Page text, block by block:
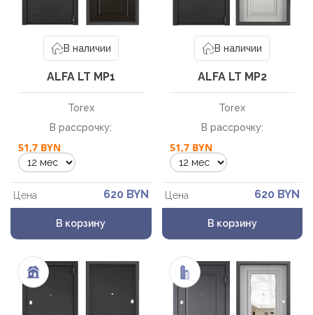
В наличии
ALFA LT MP1
Torex
В рассрочку:
51,7 BYN
Цена 620 BYN
В корзину
В наличии
ALFA LT MP2
Torex
В рассрочку:
51,7 BYN
Цена 620 BYN
В корзину